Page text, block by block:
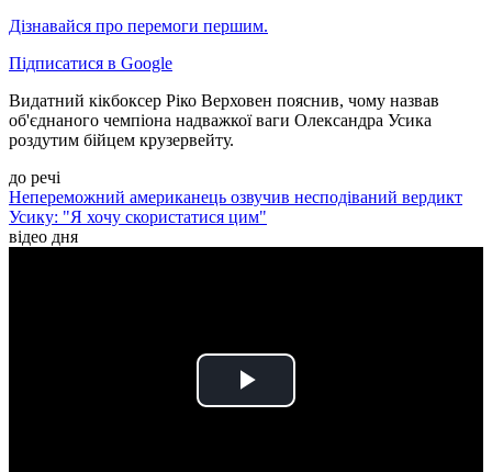
Дізнавайся про перемоги першим.
Підписатися в Google
Видатний кікбоксер Ріко Верховен пояснив, чому назвав
об'єднаного чемпіона надважкої ваги Олександра Усика
роздутим бійцем крузервейту.
до речі
Непереможний американець озвучив несподіваний вердикт
Усику: "Я хочу скористатися цим"
відео дня
Play